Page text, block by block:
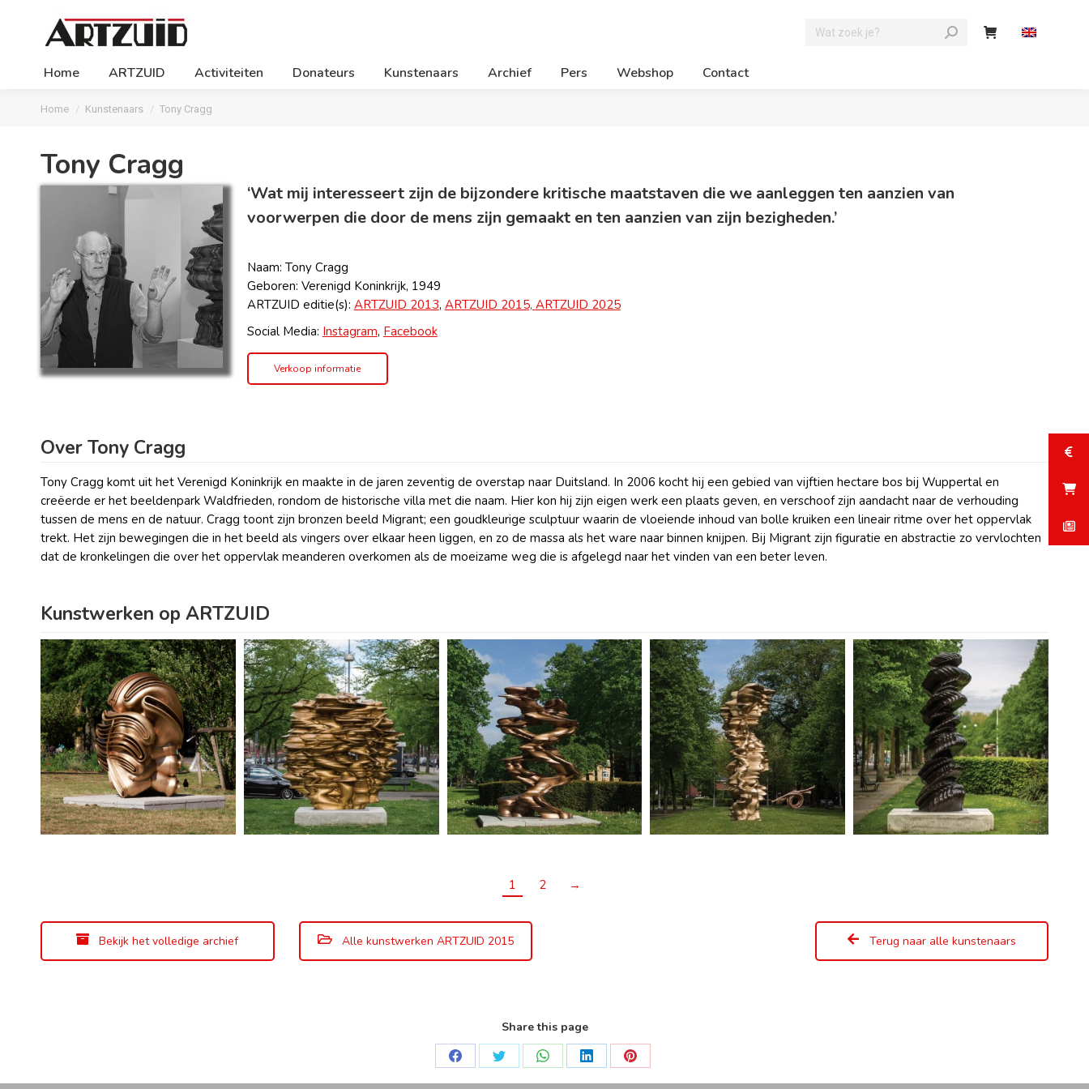
Home ARTZUID Activiteiten Donateurs Kunstenaars Archief Pers Webshop Contact
Je bent hier:
Home Kunstenaars Tony Cragg
Tony Cragg
‘Wat mij interesseert zijn de bijzondere kritische maatstaven die we aanleggen ten aanzien van
voorwerpen die door de mens zijn gemaakt en ten aanzien van zijn bezigheden.’
Naam: Tony Cragg
Geboren: Verenigd Koninkrijk, 1949
ARTZUID editie(s): ARTZUID 2013, ARTZUID 2015, ARTZUID 2025
Social Media: Instagram, Facebook
Verkoop informatie
Over Tony Cragg
Tony Cragg komt uit het Verenigd Koninkrijk en maakte in de jaren zeventig de overstap naar Duitsland. In 2006 kocht hij een gebied van vijftien hectare bos bij Wuppertal en
creëerde er het beeldenpark Waldfrieden, rondom de historische villa met die naam. Hier kon hij zijn eigen werk een plaats geven, en verschoof zijn aandacht naar de verhouding
tussen de mens en de natuur. Cragg toont zijn bronzen beeld Migrant; een goudkleurige sculptuur waarin de vloeiende inhoud van bolle kruiken een lineair ritme over het oppervlak
trekt. Het zijn bewegingen die in het beeld als vingers over elkaar heen liggen, en zo de massa als het ware naar binnen knijpen. Bij Migrant zijn figuratie en abstractie zo vervlochten
dat de kronkelingen die over het oppervlak meanderen overkomen als de moeizame weg die is afgelegd naar het vinden van een beter leven.
Kunstwerken op ARTZUID
1 2 →
Bekijk het volledige archief Alle kunstwerken ARTZUID 2015 Terug naar alle kunstenaars
Share this page
Deel
Deel
Deel
Deel
Deel